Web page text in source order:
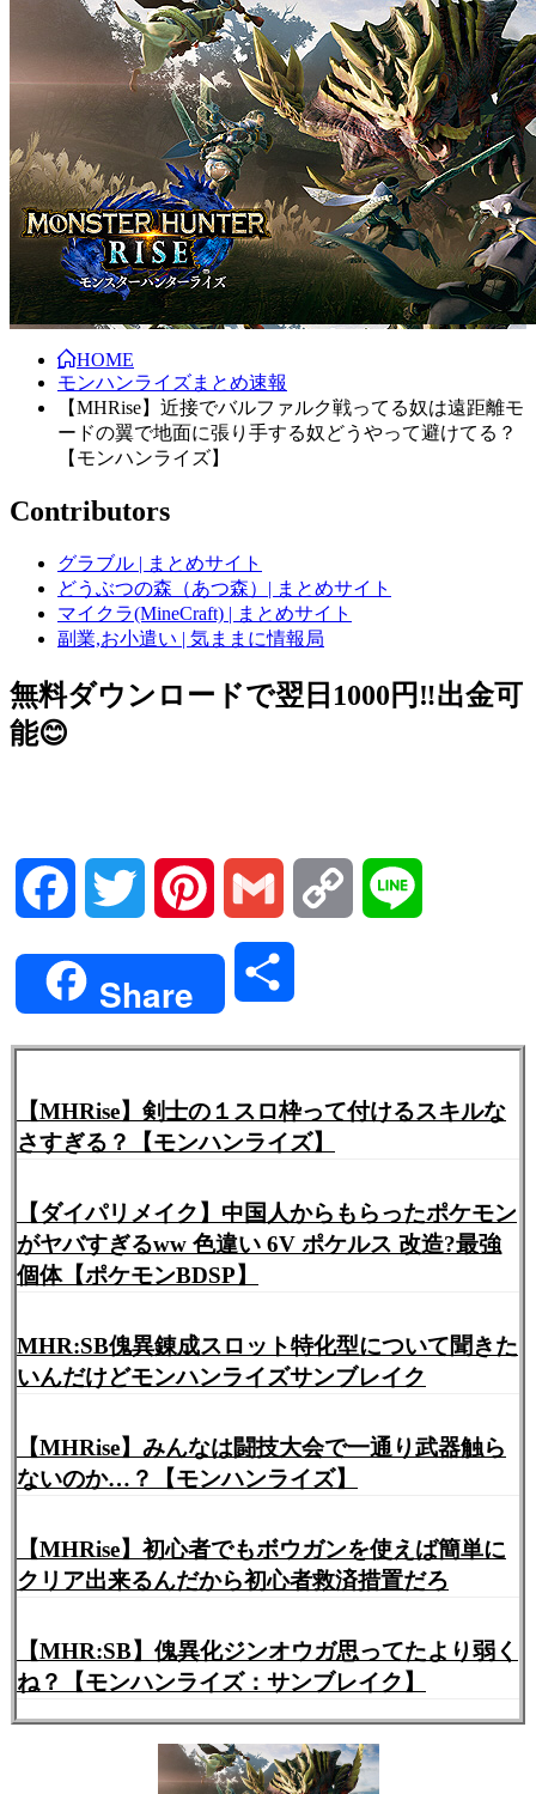
HOME
モンハンライズまとめ速報
【MHRise】近接でバルファルク戦ってる奴は遠距離モ
ードの翼で地面に張り手する奴どうやって避けてる？
【モンハンライズ】
Contributors
グラブル | まとめサイト
どうぶつの森（あつ森）| まとめサイト
マイクラ(MineCraft) | まとめサイト
副業,お小遣い | 気ままに情報局
無料ダウンロードで翌日1000円‼️出金可
能😊
Facebook Twitter Pinterest Gmail Copy
Share
【MHRise】剣士の１スロ枠って付けるスキルな
さすぎる？【モンハンライズ】
【ダイパリメイク】中国人からもらったポケモン
がヤバすぎるww 色違い 6V ポケルス 改造?最強
個体【ポケモンBDSP】
MHR:SB傀異錬成スロット特化型について聞きた
いんだけどモンハンライズサンブレイク
【MHRise】みんなは闘技大会で一通り武器触ら
ないのか…？【モンハンライズ】
【MHRise】初心者でもボウガンを使えば簡単に
クリア出来るんだから初心者救済措置だろ
【MHR:SB】傀異化ジンオウガ思ってたより弱く
ね？【モンハンライズ：サンブレイク】